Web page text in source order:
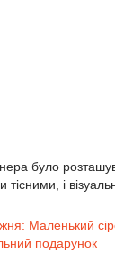
було
і